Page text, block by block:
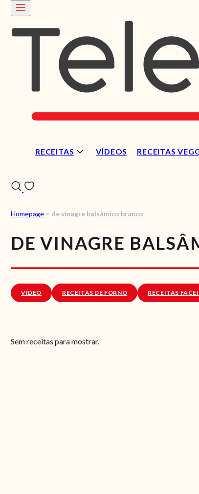
RECEITAS VÍDEOS RECEITAS
Homepage > de vinagre balsâmico branco
DE VINAGRE
VÍDEO RECEITAS DE FORNO RECEITAS
Sem receitas para mostrar.